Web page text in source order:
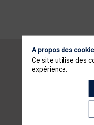
A propos des
Ce site utilise des
expérience.